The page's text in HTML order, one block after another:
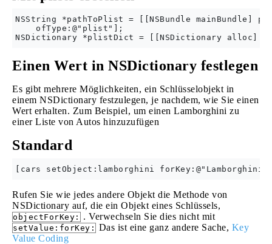
NSString *pathToPlist = [[NSBundle mainBundle]
    ofType:@"plist"];
Einen Wert in NSDictionary festlegen
Es gibt mehrere Möglichkeiten, ein Schlüsselobjekt in
einem NSDictionary festzulegen, je nachdem, wie Sie einen
Wert erhalten. Zum Beispiel, um einen Lamborghini zu
einer Liste von Autos hinzuzufügen
Standard
Rufen Sie wie jedes andere Objekt die Methode von
NSDictionary auf, die ein Objekt eines Schlüssels,
objectForKey: . Verwechseln Sie dies nicht mit
setValue:forKey: Das ist eine ganz andere Sache, Key
Value Coding